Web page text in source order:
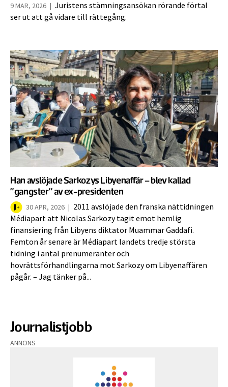
9 MAR, 2026 | Juristens stämningsansökan rörande förtal
ser ut att gå vidare till rättegång.
Han avslöjade Sarkozys Libyenaffär – blev kallad
”gangster” av ex-presidenten
30 APR, 2026 | 2011 avslöjade den franska nättidningen
Médiapart att Nicolas Sarkozy tagit emot hemlig
finansiering från Libyens diktator Muammar Gaddafi.
Femton år senare är Médiapart landets tredje största
tidning i antal prenumeranter och
hovrättsförhandlingarna mot Sarkozy om Libyenaffären
pågår. – Jag tänker på...
Journalistjobb
ANNONS